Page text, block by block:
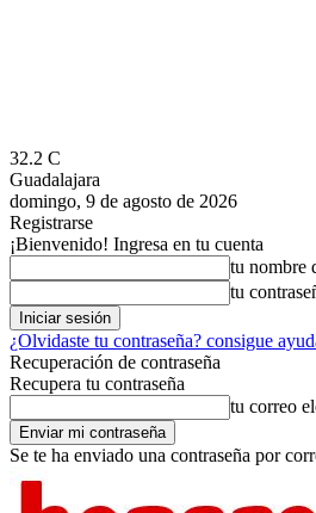
32.2 C
Guadalajara
domingo, 9 de agosto de 2026
Registrarse
¡Bienvenido! Ingresa en tu cuenta
tu nombre
tu
¿Olvidaste tu contraseña? consigue
Recuperación de contraseña
Recupera tu contraseña
tu correo
Se te ha enviado una contraseña por